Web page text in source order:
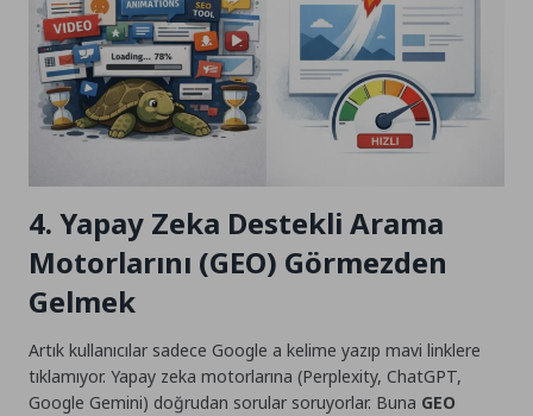
4. Yapay Zeka Destekli Arama
Motorlarını (GEO) Görmezden
Gelmek
Artık kullanıcılar sadece Google a kelime yazıp mavi linklere
tıklamıyor. Yapay zeka motorlarına (Perplexity, ChatGPT,
Google Gemini) doğrudan sorular soruyorlar. Buna GEO